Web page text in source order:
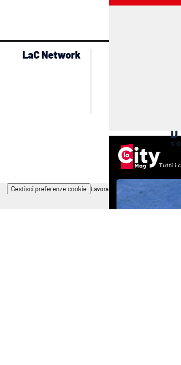
LaC Network
Gestisci preferenze cookie Lavora con noi